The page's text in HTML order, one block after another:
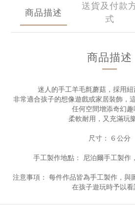
商品描述
送貨及付款
式
商品描述
迷人的手工羊毛氈蘑菇，採用紐
非常適合孩子的想像遊戲或家居裝飾，
任何空間增添奇幻趣
柔軟耐用，又充滿玩
尺寸： 6 公分
手工製作地點： 尼泊爾手工製作
注意事項： 每件作品皆為手工製作，與
在孩子遊玩時予以看